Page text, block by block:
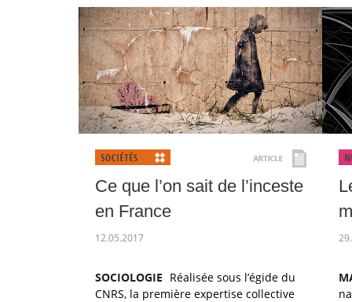
Ce que l’on sait de l’inceste
en France
12.05.2017
SOCIOLOGIE Réalisée sous l’égide du
CNRS, la première expertise collective